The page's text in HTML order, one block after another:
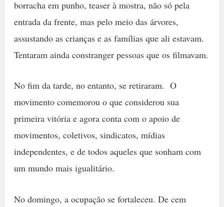
borracha em punho, teaser à mostra, não só pela
entrada da frente, mas pelo meio das árvores,
assustando as crianças e as famílias que ali estavam.
Tentaram ainda constranger pessoas que os filmavam.
No fim da tarde, no entanto, se retiraram. O
movimento comemorou o que considerou sua
primeira vitória e agora conta com o apoio de
movimentos, coletivos, sindicatos, mídias
independentes, e de todos aqueles que sonham com
um mundo mais igualitário.
No domingo, a ocupação se fortaleceu. De cem